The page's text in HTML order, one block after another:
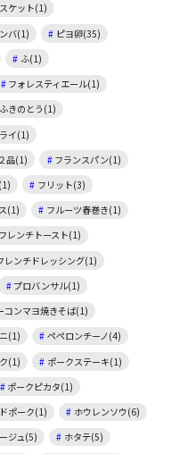
ケット(1)
バ(1)
ピヨ卵(35)
ふ(1)
フォレスティエール(1)
ふきのとう(1)
イ(1)
品(1)
フランスパン(1)
フリット(3)
(1)
フルーツ春巻き(1)
フレンチトースト(1)
レンチドレッシング(1)
プロバンサル(1)
コンマヨ焼きそば(1)
(1)
ペペロンチーノ(4)
(1)
ポークステーキ(1)
ポークピカタ(1)
ポーク(1)
ホウレンソウ(6)
ジュ(5)
ホタテ(5)